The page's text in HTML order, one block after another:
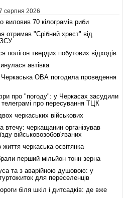
серпня 2026
виловив 70 кілограмів риби
отримав "Срібний хрест" від
полігон твердих побутових відходів
автівка
ОВА погодила проведення
про "погоду": у Черкасах засудили
телеграмі про пересування ТЦК
черкаських військових
втечу: черкащанин організував
військовозобов'язаних
черкаська освітянка
перший мільйон тонн зерна
та з аварійною душовою: у
для переселенців
біля шкіл і дитсадків: де вже